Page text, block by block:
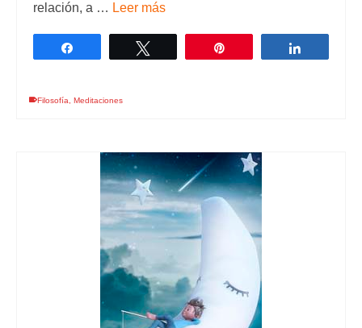
relación, a … Leer más
Filosofía Meditaciones